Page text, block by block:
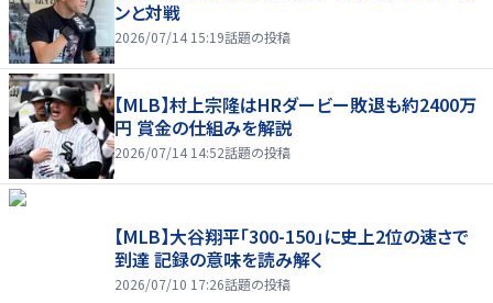
ンと対戦
2026/07/14 15:19話題の投稿
【MLB】村上宗隆はHRダービー敗退も約2400万
円 賞金の仕組みを解説
2026/07/14 14:52話題の投稿
【MLB】大谷翔平「300-150」に史上2位の速さで
到達 記録の意味を読み解く
2026/07/10 17:26話題の投稿